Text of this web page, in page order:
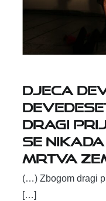
Djeca
dragi
se
mrtva
(…) Zbogom dragi
[…]